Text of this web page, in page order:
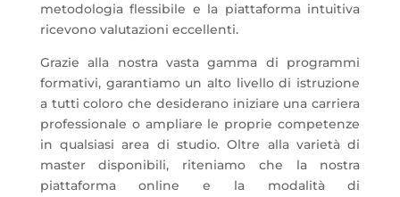
metodologia flessibile e la piattaforma intuitiva
ricevono valutazioni eccellenti.
Grazie alla nostra vasta gamma di programmi
formativi, garantiamo un alto livello di istruzione
a tutti coloro che desiderano iniziare una carriera
professionale o ampliare le proprie competenze
in qualsiasi area di studio. Oltre alla varietà di
master disponibili, riteniamo che la nostra
piattaforma online e la modalità di